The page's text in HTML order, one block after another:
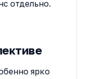
отдельно.
ярко